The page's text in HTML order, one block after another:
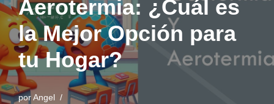
Aerotermia: ¿Cuál es
la Mejor Opción para
tu Hogar?
por Angel